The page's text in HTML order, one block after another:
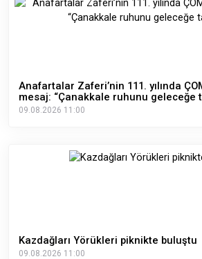
Anafartalar Zaferi’nin 111. yılında
mesaj: “Çanakkale ruhunu geleceğe
09.08.2026 11:00
Kazdağları Yörükleri piknikte buluştu
09.08.2026 11:00